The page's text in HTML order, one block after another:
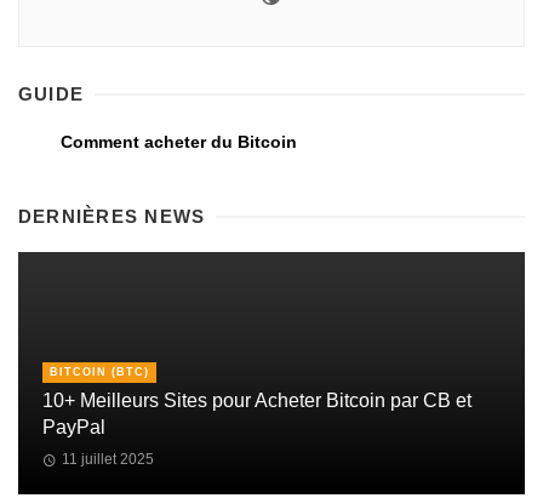
GUIDE
Comment acheter du Bitcoin
DERNIÈRES NEWS
BITCOIN (BTC)
10+ Meilleurs Sites pour Acheter Bitcoin par CB et
PayPal
11 juillet 2025